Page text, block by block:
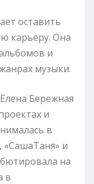
оставить
карьеру. Она
и
музыки.
Бережная
и
в
«СашаТаня» и
на
в